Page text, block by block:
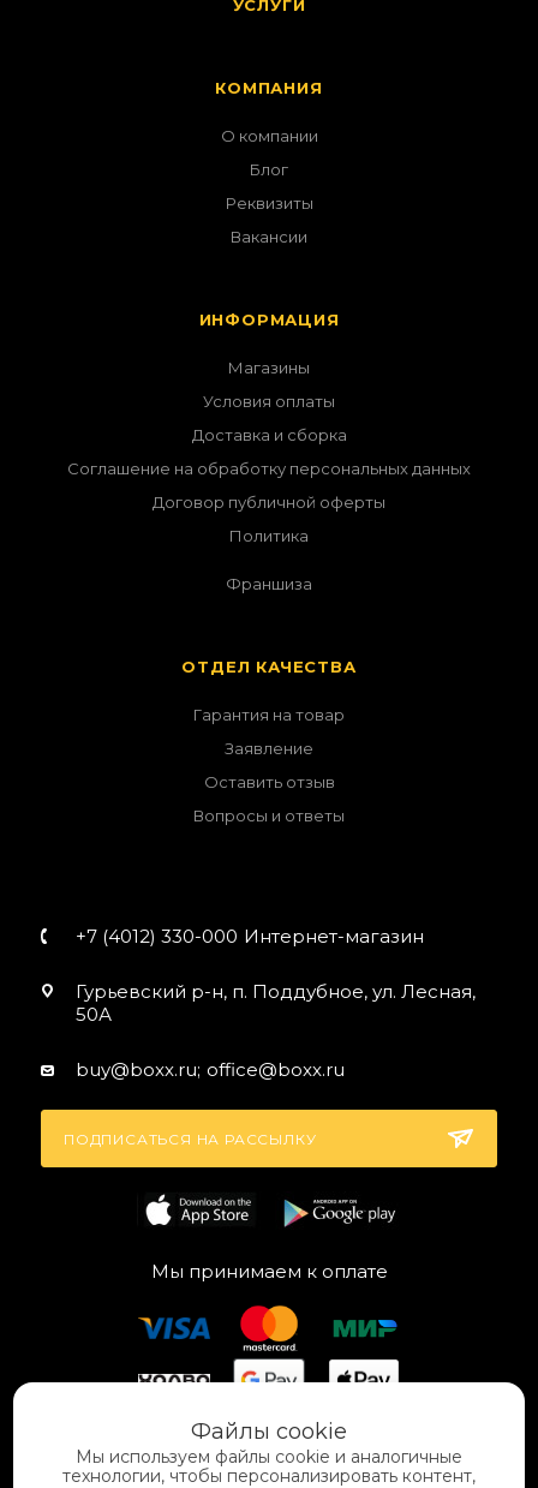
УСЛУГИ
КОМПАНИЯ
О компании
Блог
Реквизиты
Вакансии
ИНФОРМАЦИЯ
Магазины
Условия оплаты
Доставка и сборка
Соглашение на обработку персональных данных
Договор публичной оферты
Политика
Франшиза
ОТДЕЛ КАЧЕСТВА
Гарантия на товар
Заявление
Оставить отзыв
Вопросы и ответы
+7 (4012) 330-000 Интернет-магазин
Гурьевский р-н, п. Поддубное, ул. Лесная,
50А
buy@boxx.ru; office@boxx.ru
ПОДПИСАТЬСЯ НА РАССЫЛКУ
Мы принимаем к оплате
Файлы cookie
Мы используем файлы cookie и аналогичные
технологии, чтобы персонализировать контент,